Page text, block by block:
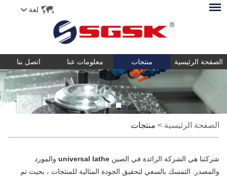
لغة
الصفحة الرئيسية منتجات معلومات عنا اتصل بنا
الصفحة الرئيسية > منتجات
شركتنا هي الشركة الرائدة في الصين universal lathe والمورد
والمصدر. التمسك بالسعي لتحقيق الجودة المثالية للمنتجات ، بحيث تم